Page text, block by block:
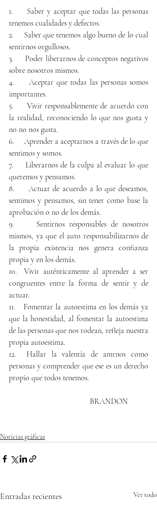
1.     Saber y aceptar que todas las personas
tenemos cualidades y defectos.
2.     Saber que tenemos algo bueno de lo cual
sentirnos orgullosos.
3.     Poder liberarnos de conceptos negativos
sobre nosotros mismos.
4.     Aceptar que todas las personas somos
importantes.
5.     Vivir responsablemente de acuerdo con
la realidad, reconociendo lo que nos gusta y
no no nos gusta.
6.     Aprender a aceptarnos a través de lo que
sentimos y somos.
7.     Liberarnos de la culpa al evaluar lo que
queremos y pensamos.
8.     Actuar de acuerdo a lo que deseamos,
sentimos y pensamos, sin tener como base la
aprobación o no de los demás.
9.     Sentirnos responsables de nosotros
mismos, ya que el auto responsabilizarnos de
la propia existencia nos genera confianza
propia y en los demás.
10.  Vivir auténticamente al aprender a ser
congruentes entre la forma de sentir y de
actuar.
11.   Fomentar la autoestima en los demás ya
que la honestidad, al fomentar la autoestima
de las personas que nos rodean, refleja nuestra
propia autoestima.
12.  Hallar la valentía de amrnos como
personas y comprender que ese es un derecho
propio que todos tenemos.
                               BRANDON
Noticias gráficas
Entradas recientes Ver todo